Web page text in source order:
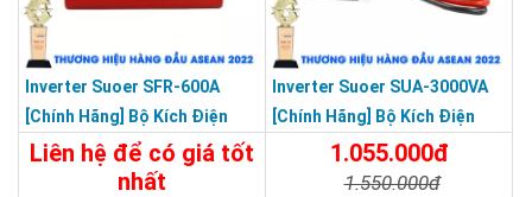
Inverter Suoer SFR-600A
[Chính Hãng] Bộ Kích Điện
Đổi Điện 600W 12V Lên 220V
Chống Ngược Cực
Liên hệ để có giá tốt
nhất
Inverter Suoer SUA-3000VA
[Chính Hãng] Bộ Kích Điện
Lên 220V - Máy Kích Điện
Sóng Sin Mô Phỏng
1.055.000đ
1.550.000đ